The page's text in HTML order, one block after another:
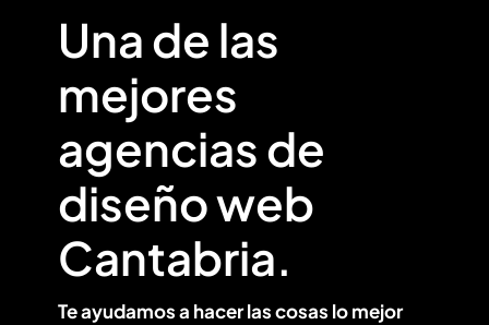
Una de las
mejores
agencias de
diseño web
Cantabria.
Te ayudamos a hacer las cosas lo mejor